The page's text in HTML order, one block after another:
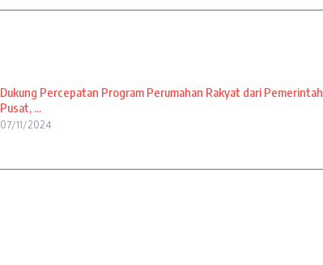
Dukung Percepatan Program Perumahan Rakyat dari Pemerintah
Pusat, ...
07/11/2024